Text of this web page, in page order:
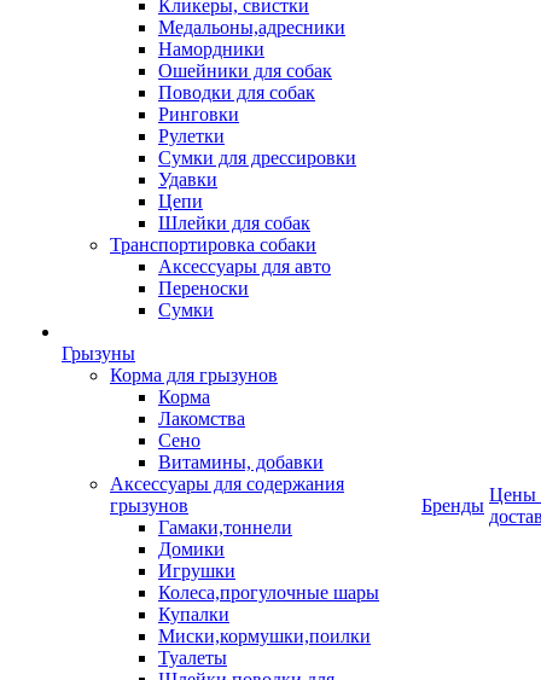
Кликеры, свистки
Медальоны,адресники
Намордники
Ошейники для собак
Поводки для собак
Ринговки
Рулетки
Сумки для дрессировки
Удавки
Цепи
Шлейки для собак
Транспортировка собаки
Аксессуары для авто
Переноски
Сумки
Грызуны
Корма для грызунов
Корма
Лакомства
Сено
Витамины, добавки
Аксессуары для содержания
грызунов
Гамаки,тоннели
Домики
Игрушки
Колеса,прогулочные шары
Купалки
Миски,кормушки,поилки
Туалеты
Бренды
Цены